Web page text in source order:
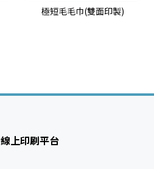
極短毛毛巾(雙面印製)
上印刷平台